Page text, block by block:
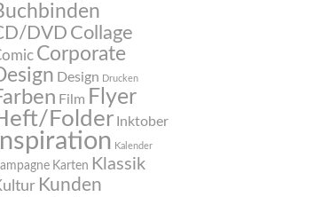
DVD Collage
Corporate
Design Drucken
Film Flyer
Folder Inktober
Inspiration Kalender
Karten Klassik
Kunden